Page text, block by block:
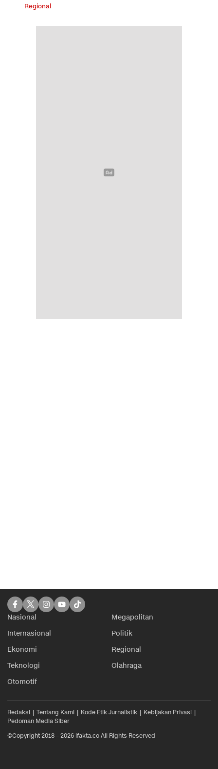
Regional
Nasional
Megapolitan
Internasional
Politik
Ekonomi
Regional
Teknologi
Olahraga
Otomotif
Redaksi Tentang Kami Kode Etik Jurnalistik
Kebijakan Privasi
Pedoman Media Siber
©Copyright 2018 – 2026 ifakta.co All Rights Reserved